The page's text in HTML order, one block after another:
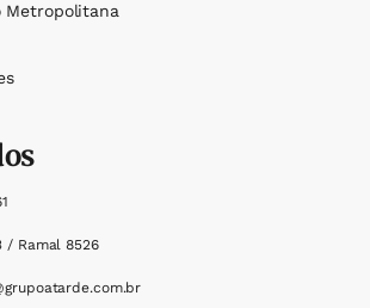
Metropolitana
/ Ramal 8526